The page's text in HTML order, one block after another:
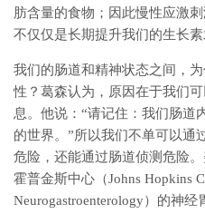
肪含量的食物；因此慢性应激
不仅仅是长期提升我们的生长
我们的肠道和精神状态之间，
性？葛森认为，原因在于我们
息。他说：“请记住：我们肠道
的世界。”所以我们不单可以通
危险，还能通过肠道侦测危险
霍普金斯中心（Johns Hopkins
Neurogastroenterology）的神